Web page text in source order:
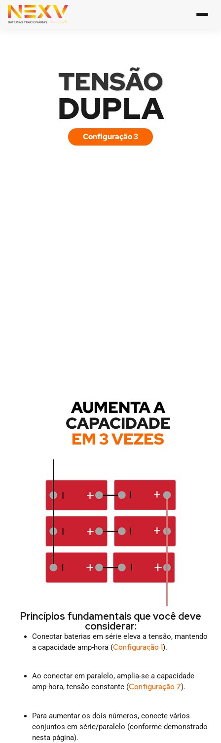
TENSÃO
DUPLA
Configuração 3
AUMENTA A
CAPACIDADE
EM 3 VEZES
Princípios fundamentais que você deve
considerar:
Conectar baterias em série eleva a tensão, mantendo
a capacidade amp-hora (Configuração 1).
Ao conectar em paralelo, amplia-se a capacidade
amp-hora, tensão constante (Configuração 7).
Para aumentar os dois números, conecte vários
conjuntos em série/paralelo (conforme demonstrado
nesta página).